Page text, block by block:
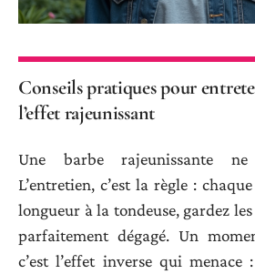
Conseils pratiques pour
l’effet rajeunissant
Une barbe rajeunissante ne
L’entretien, c’est la règle :
longueur à la tondeuse, gardez
parfaitement dégagé. Un
c’est l’effet inverse qui